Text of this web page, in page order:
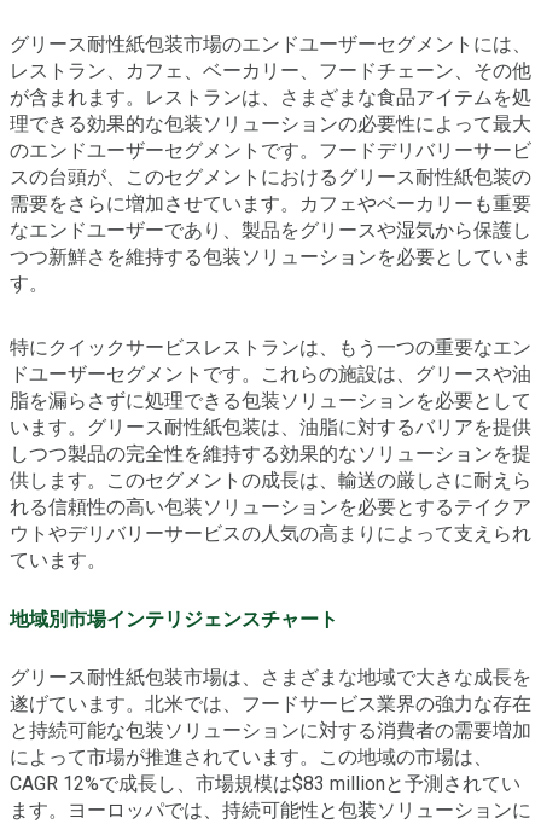
グリース耐性紙包装市場のエンドユーザーセグメントには、
レストラン、カフェ、ベーカリー、フードチェーン、その他
が含まれます。レストランは、さまざまな食品アイテムを処
理できる効果的な包装ソリューションの必要性によって最大
のエンドユーザーセグメントです。フードデリバリーサービ
スの台頭が、このセグメントにおけるグリース耐性紙包装の
需要をさらに増加させています。カフェやベーカリーも重要
なエンドユーザーであり、製品をグリースや湿気から保護し
つつ新鮮さを維持する包装ソリューションを必要としていま
す。
特にクイックサービスレストランは、もう一つの重要なエン
ドユーザーセグメントです。これらの施設は、グリースや油
脂を漏らさずに処理できる包装ソリューションを必要として
います。グリース耐性紙包装は、油脂に対するバリアを提供
しつつ製品の完全性を維持する効果的なソリューションを提
供します。このセグメントの成長は、輸送の厳しさに耐えら
れる信頼性の高い包装ソリューションを必要とするテイクア
ウトやデリバリーサービスの人気の高まりによって支えられ
ています。
地域別市場インテリジェンスチャート
グリース耐性紙包装市場は、さまざまな地域で大きな成長を
遂げています。北米では、フードサービス業界の強力な存在
と持続可能な包装ソリューションに対する消費者の需要増加
によって市場が推進されています。この地域の市場は、
CAGR 12%で成長し、市場規模は$83 millionと予測されてい
ます。ヨーロッパでは、持続可能性と包装ソリューションに